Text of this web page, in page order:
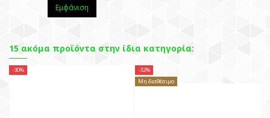
Εμφάνιση
15 ακόμα προϊόντα στην ίδια κατηγορία:
-30%
-32%
Μη διαθέσιμο